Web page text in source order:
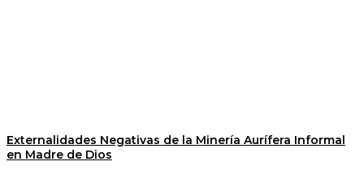
Externalidades Negativas de la Minería Aurífera Informal
en Madre de Dios